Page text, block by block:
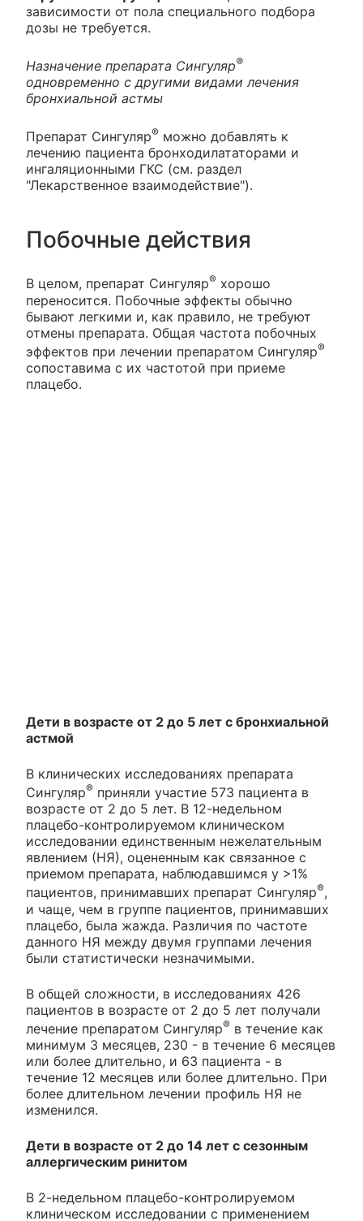
зависимости от пола специального подбора
дозы не требуется.
Назначение препарата Сингуляр®
одновременно с другими видами лечения
бронхиальной астмы
Препарат Сингуляр® можно добавлять к
лечению пациента бронходилататорами и
ингаляционными ГКС (см. раздел
"Лекарственное взаимодействие").
Побочные действия
В целом, препарат Сингуляр® хорошо
переносится. Побочные эффекты обычно
бывают легкими и, как правило, не требуют
отмены препарата. Общая частота побочных
эффектов при лечении препаратом Сингуляр®
сопоставима с их частотой при приеме
плацебо.
Дети в возрасте от 2 до 5 лет с бронхиальной
астмой
В клинических исследованиях препарата
Сингуляр® приняли участие 573 пациента в
возрасте от 2 до 5 лет. В 12-недельном
плацебо-контролируемом клиническом
исследовании единственным нежелательным
явлением (НЯ), оцененным как связанное с
приемом препарата, наблюдавшимся у >1%
пациентов, принимавших препарат Сингуляр®,
и чаще, чем в группе пациентов, принимавших
плацебо, была жажда. Различия по частоте
данного НЯ между двумя группами лечения
были статистически незначимыми.
В общей сложности, в исследованиях 426
пациентов в возрасте от 2 до 5 лет получали
лечение препаратом Сингуляр® в течение как
минимум 3 месяцев, 230 - в течение 6 месяцев
или более длительно, и 63 пациента - в
течение 12 месяцев или более длительно. При
более длительном лечении профиль НЯ не
изменился.
Дети в возрасте от 2 до 14 лет с сезонным
аллергическим ринитом
В 2-недельном плацебо-контролируемом
клиническом исследовании с применением